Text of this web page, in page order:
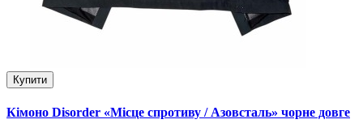
Купити
Кімоно Disorder «Місце спротиву / Азовсталь» чорне довге